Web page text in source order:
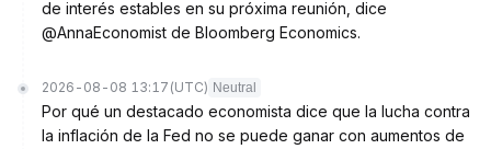
de interés estables en su próxima reunión, dice
@AnnaEconomist de Bloomberg Economics.
2026-08-08 13:17 (UTC) Neutral
Por qué un destacado economista dice que la lucha contra
la inflación de la Fed no se puede ganar con aumentos de